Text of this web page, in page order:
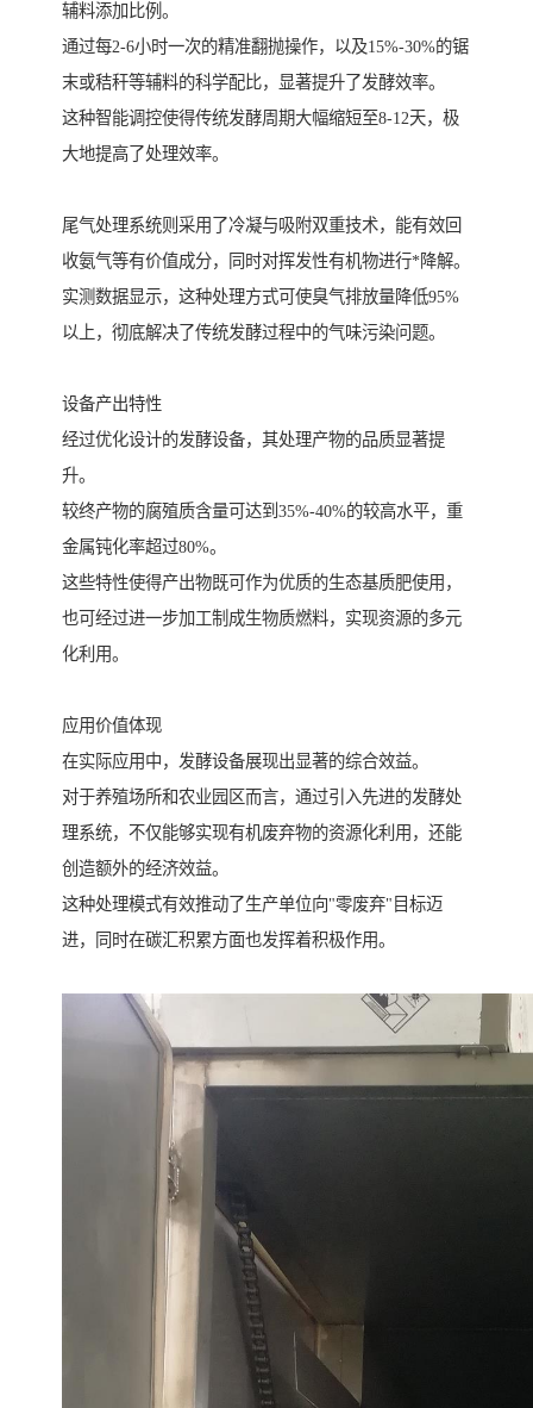
辅料添加比例。
通过每2-6小时一次的精准翻抛操作，以及15%-30%的锯
末或秸秆等辅料的科学配比，显著提升了发酵效率。
这种智能调控使得传统发酵周期大幅缩短至8-12天，极
大地提高了处理效率。
尾气处理系统则采用了冷凝与吸附双重技术，能有效回
收氨气等有价值成分，同时对挥发性有机物进行*降解。
实测数据显示，这种处理方式可使臭气排放量降低95%
以上，彻底解决了传统发酵过程中的气味污染问题。
设备产出特性
经过优化设计的发酵设备，其处理产物的品质显著提
升。
较终产物的腐殖质含量可达到35%-40%的较高水平，重
金属钝化率超过80%。
这些特性使得产出物既可作为优质的生态基质肥使用，
也可经过进一步加工制成生物质燃料，实现资源的多元
化利用。
应用价值体现
在实际应用中，发酵设备展现出显著的综合效益。
对于养殖场所和农业园区而言，通过引入先进的发酵处
理系统，不仅能够实现有机废弃物的资源化利用，还能
创造额外的经济效益。
这种处理模式有效推动了生产单位向"零废弃"目标迈
进，同时在碳汇积累方面也发挥着积极作用。